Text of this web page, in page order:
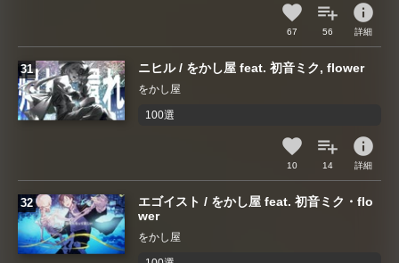
67 56
info
詳細
ニヒル / をかし屋 feat. 初音ミク, flower
をかし屋
100選
10 14
info
詳細
エゴイスト / をかし屋 feat. 初音ミク・flo
wer
をかし屋